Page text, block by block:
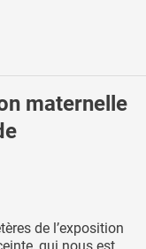
maternelle
de l’exposition